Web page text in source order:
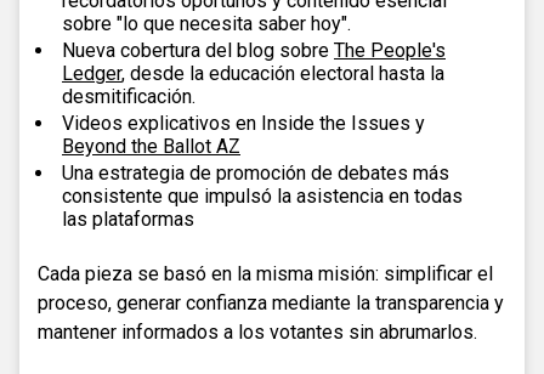
sobre "lo que necesita saber hoy".
Nueva cobertura del blog sobre The People's
Ledger, desde la educación electoral hasta la
desmitificación.
Videos explicativos en Inside the Issues y
Beyond the Ballot AZ
Una estrategia de promoción de debates más
consistente que impulsó la asistencia en todas
las plataformas
Cada pieza se basó en la misma misión: simplificar el
proceso, generar confianza mediante la transparencia y
mantener informados a los votantes sin abrumarlos.